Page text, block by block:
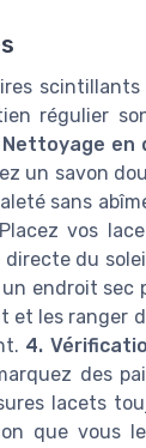
régulier
Nettoyage en
un savon
sans
vos
du
endroit sec
et les ranger
4.
des
lacets
que vous